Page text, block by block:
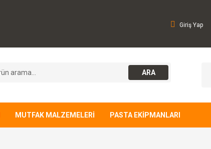
Giriş Yap
ARA
MUTFAK MALZEMELERİ PASTA EKİPMANLARI